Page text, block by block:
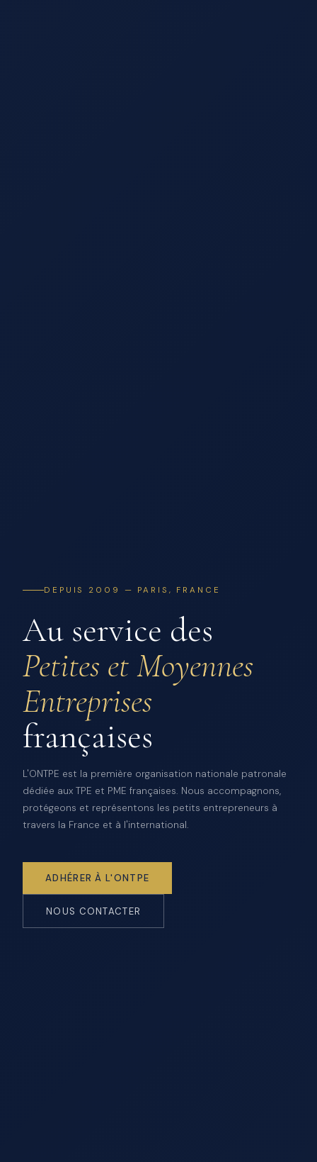
DEPUIS 2009 — PARIS, FRANCE
Au service des
Petites et Moyennes
Entreprises
françaises
L'ONTPE est la première organisation nationale patronale
dédiée aux TPE et PME françaises. Nous accompagnons,
protégeons et représentons les petits entrepreneurs à
travers la France et à l'international.
ADHÉRER À L'ONTPE
NOUS CONTACTER